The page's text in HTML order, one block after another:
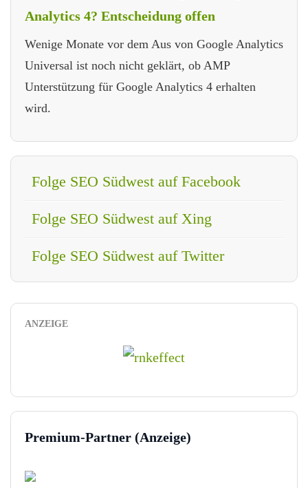
Analytics 4? Entscheidung offen
Wenige Monate vor dem Aus von Google Analytics
Universal ist noch nicht geklärt, ob AMP
Unterstützung für Google Analytics 4 erhalten
wird.
Folge SEO Südwest auf Facebook
Folge SEO Südwest auf Xing
Folge SEO Südwest auf Twitter
ANZEIGE
Premium-Partner (Anzeige)